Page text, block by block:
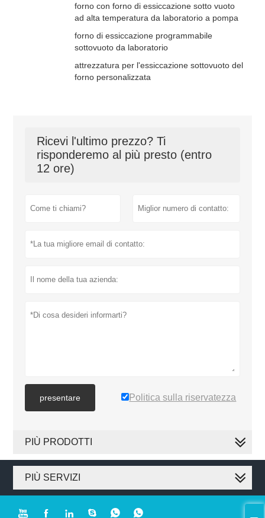
forno con forno di essiccazione sotto vuoto
ad alta temperatura da laboratorio a pompa
forno di essiccazione programmabile
sottovuoto da laboratorio
attrezzatura per l'essiccazione sottovuoto del
forno personalizzata
Ricevi l'ultimo prezzo? Ti
risponderemo al più presto (entro
12 ore)
presentare Politica sulla riservatezza
PIÙ PRODOTTI
PIÙ SERVIZI
     